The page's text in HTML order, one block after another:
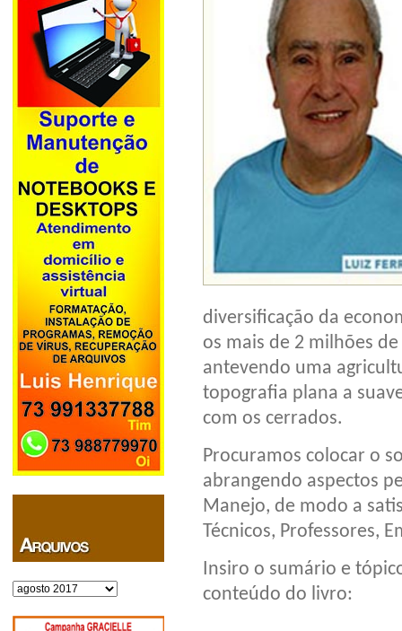
Arquivos
diversificação da
os mais de 2 milhões
antevendo uma
topografia plana a
com os cerrados.
Procuramos colocar o
abrangendo aspectos
Manejo, de modo a
Técnicos, Professores,
Insiro o sumário e
conteúdo do livro: